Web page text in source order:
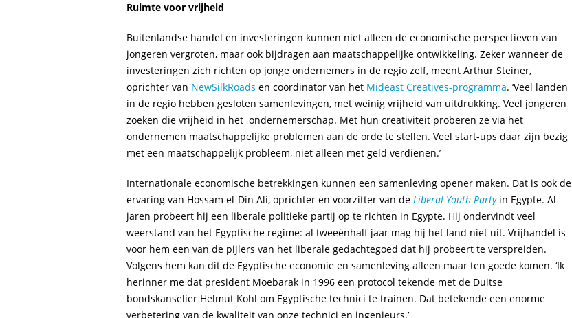
Ruimte voor vrijheid
Buitenlandse handel en investeringen kunnen niet alleen de economische perspectieven van
jongeren vergroten, maar ook bijdragen aan maatschappelijke ontwikkeling. Zeker wanneer de
investeringen zich richten op jonge ondernemers in de regio zelf, meent Arthur Steiner,
oprichter van NewSilkRoads en coördinator van het Mideast Creatives-programma. ‘Veel landen
in de regio hebben gesloten samenlevingen, met weinig vrijheid van uitdrukking. Veel jongeren
zoeken die vrijheid in het ondernemerschap. Met hun creativiteit proberen ze via het
ondernemen maatschappelijke problemen aan de orde te stellen. Veel start-ups daar zijn bezig
met een maatschappelijk probleem, niet alleen met geld verdienen.’
Internationale economische betrekkingen kunnen een samenleving opener maken. Dat is ook de
ervaring van Hossam el-Din Ali, oprichter en voorzitter van de Liberal Youth Partyin Egypte. Al
jaren probeert hij een liberale politieke partij op te richten in Egypte. Hij ondervindt veel
weerstand van het Egyptische regime: al tweeënhalf jaar mag hij het land niet uit. Vrijhandel is
voor hem een van de pijlers van het liberale gedachtegoed dat hij probeert te verspreiden.
Volgens hem kan dit de Egyptische economie en samenleving alleen maar ten goede komen. ‘Ik
herinner me dat president Moebarak in 1996 een protocol tekende met de Duitse
bondskanselier Helmut Kohl om Egyptische technici te trainen. Dat betekende een enorme
verbetering van de kwaliteit van onze technici en ingenieurs.’